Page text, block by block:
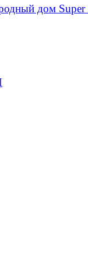
дом Super